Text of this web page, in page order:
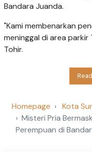
Bandara Juanda.
"Kami membenarkan
meninggal di area parkir
Tohir.
Homepage
Kota
Misteri Pria
Perempuan di